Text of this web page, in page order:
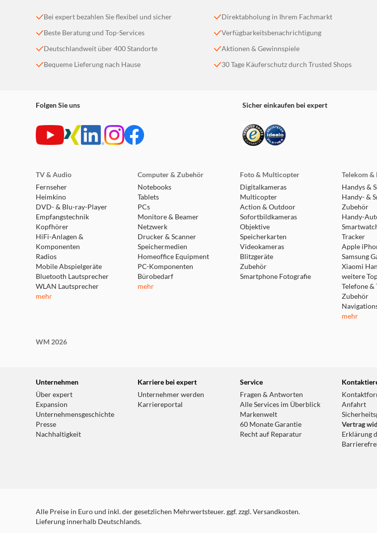
Bei expert bezahlen Sie flexibel und sicher
Beste Beratung und Top-Services
Deutschlandweit über 400 Standorte
Bequeme Lieferung nach Hause
Direktabholung in Ihrem Fachmarkt
Verfügbarkeitsbenachrichtigung
Aktionen & Gewinnspiele
30 Tage Käuferschutz durch Trusted Shops
Folgen Sie uns Sicher einkaufen bei expert
TV & Audio
Fernseher
Heimkino
DVD- & Blu-ray-Player
Empfangstechnik
Kopfhörer
HiFi-Anlagen &
Komponenten
Radios
Mobile Abspielgeräte
Bluetooth Lautsprecher
WLAN Lautsprecher
mehr
Computer & Zubehör
Notebooks
Tablets
PCs
Monitore & Beamer
Netzwerk
Drucker & Scanner
Speichermedien
Homeoffice Equipment
PC-Komponenten
Bürobedarf
mehr
Foto & Multicopter
Digitalkameras
Multicopter
Action & Outdoor
Sofortbildkameras
Objektive
Speicherkarten
Videokameras
Blitzgeräte
Zubehör
Smartphone Fotografie
Telekom &
Handys &
Handy- &
Zubehör
Handy-
Tracker
Apple
Samsung
Xiaomi
weitere
Telefone &
Zubehör
mehr
WM 2026
Unternehmen
Über expert
Expansion
Unternehmensgeschichte
Presse
Nachhaltigkeit
Karriere bei expert
Unternehmer werden
Karriereportal
Service
Fragen & Antworten
Alle Services im Überblick
Markenwelt
60 Monate Garantie
Recht auf Reparatur
Anfahrt
Vertrag
Erklärung
Alle Preise in Euro und inkl. der gesetzlichen Mehrwertsteuer. ggf. zzgl. Versandkosten.
Lieferung innerhalb Deutschlands.